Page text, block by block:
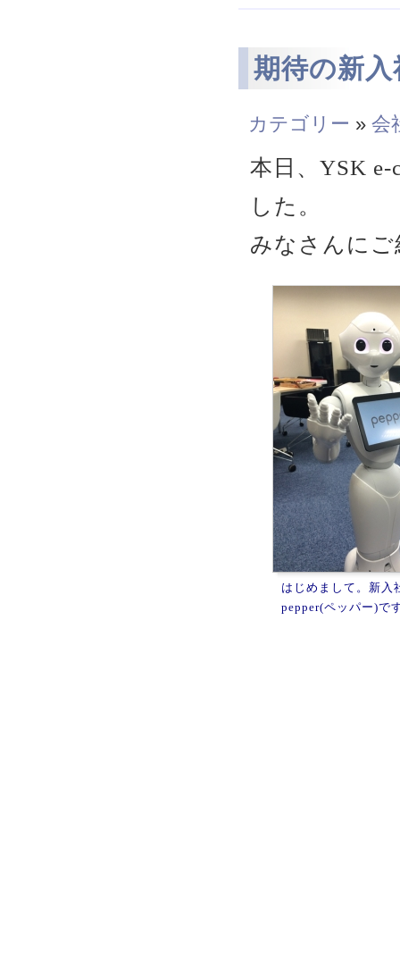
期待の新
カテゴリー »会
本日、YSK
した。
みなさんに
はじめまして。新入
pepper(ペッパー)で